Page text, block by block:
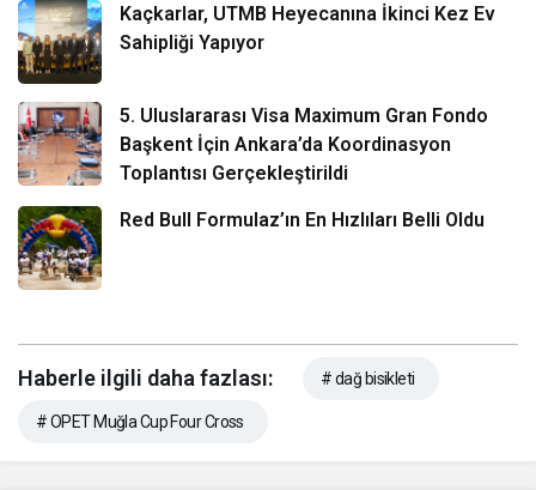
Kaçkarlar, UTMB Heyecanına İkinci Kez Ev
Sahipliği Yapıyor
5. Uluslararası Visa Maximum Gran Fondo
Başkent İçin Ankara’da Koordinasyon
Toplantısı Gerçekleştirildi
Red Bull Formulaz’ın En Hızlıları Belli Oldu
Haberle ilgili daha fazlası: # dağ bisikleti
# OPET Muğla Cup Four Cross